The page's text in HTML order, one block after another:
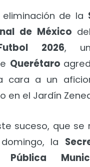
de la
de México del
2026,
Querétaro
cara a un
en el Jardín
suceso, que se
la
Pública